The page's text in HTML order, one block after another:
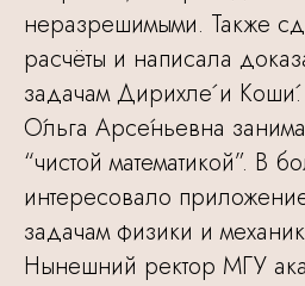
неразрешимыми. Также
расчёты и написала
задачам Дирихле́ и Коши́.
О́льга Арсе́ньевна
“чистой математикой”. В
интересовало
задачам физики и
Нынешний ректор МГУ